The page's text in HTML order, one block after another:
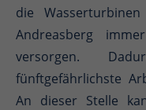
die
Andreasberg
versorgen.
fünftgefährlichste
An dieser Stelle